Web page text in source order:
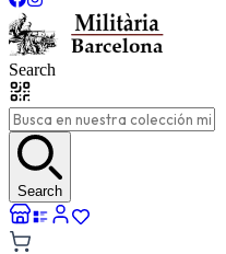
Search
Search